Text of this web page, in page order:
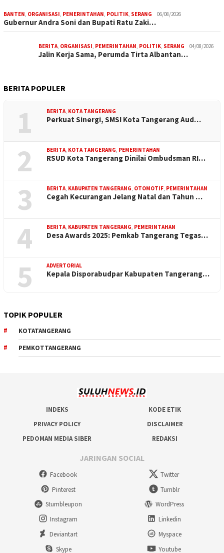
BANTEN, ORGANISASI, PEMERINTAHAN, POLITIK, SERANG 06/08/2026
Gubernur Andra Soni dan Bupati Ratu Zaki…
BERITA, ORGANISASI, PEMERINTAHAN, POLITIK, SERANG 04/08/2026
Jalin Kerja Sama, Perumda Tirta Albantan…
BERITA POPULER
1 BERITA, KOTA TANGERANG
Perkuat Sinergi, SMSI Kota Tangerang Aud…
2 BERITA, KOTA TANGERANG, PEMERINTAHAN
RSUD Kota Tangerang Dinilai Ombudsman RI…
3 BERITA, KABUPATEN TANGERANG, OTOMOTIF, PEMERINTAHAN
Cegah Kecurangan Jelang Natal dan Tahun …
4 BERITA, KABUPATEN TANGERANG, PEMERINTAHAN
Desa Awards 2025: Pemkab Tangerang Tegas…
5 ADVERTORIAL
Kepala Disporabudpar Kabupaten Tangerang…
TOPIK POPULER
KOTATANGERANG
PEMKOTTANGERANG
INDEKS
KODE ETIK
PRIVACY POLICY
DISCLAIMER
PEDOMAN MEDIA SIBER
REDAKSI
JARINGAN SOCIAL
Facebook
Twitter
Pinterest
Tumblr
Stumbleupon
WordPress
Instagram
Linkedin
Deviantart
Myspace
Skype
Youtube